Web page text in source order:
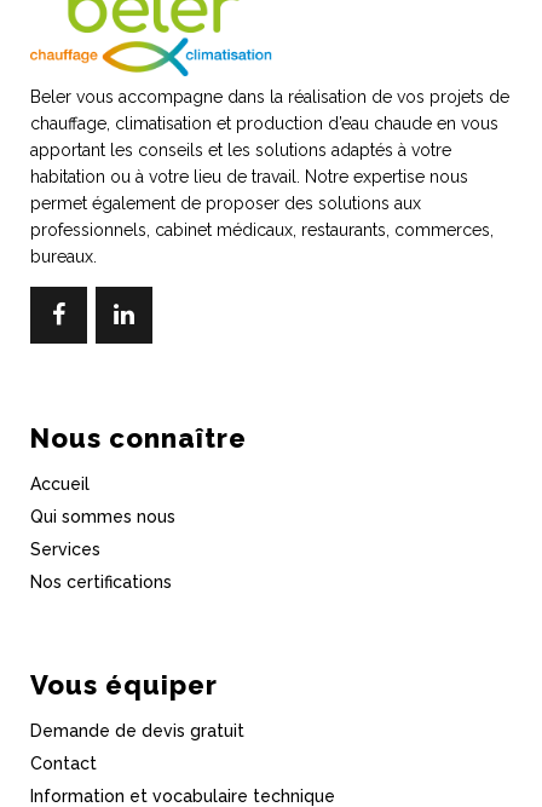
Beler vous accompagne dans la réalisation de vos projets de
chauffage, climatisation et production d’eau chaude en vous
apportant les conseils et les solutions adaptés à votre
habitation ou à votre lieu de travail. Notre expertise nous
permet également de proposer des solutions aux
professionnels, cabinet médicaux, restaurants, commerces,
bureaux.
Nous connaître
Accueil
Qui sommes nous
Services
Nos certifications
Vous équiper
Demande de devis gratuit
Contact
Information et vocabulaire technique